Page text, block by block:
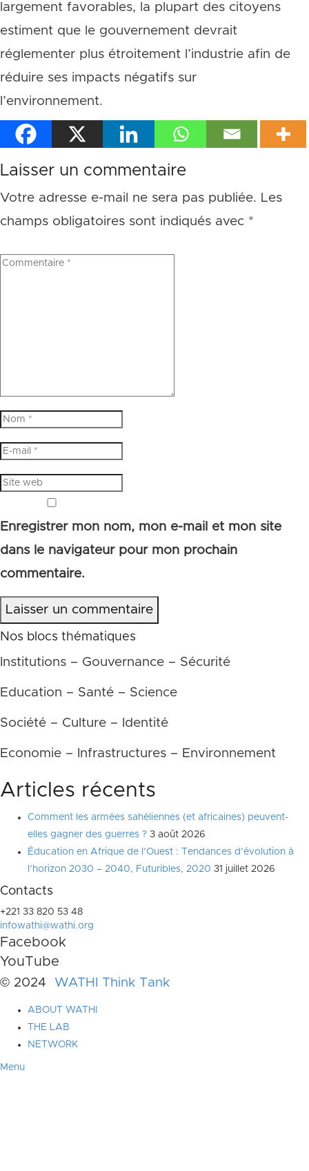
largement favorables, la plupart des citoyens
estiment que le gouvernement devrait
réglementer plus étroitement l’industrie afin de
réduire ses impacts négatifs sur
l’environnement.
Laisser un commentaire
Votre adresse e-mail ne sera pas publiée. Les
champs obligatoires sont indiqués avec *
Enregistrer mon nom, mon e-mail et mon site
dans le navigateur pour mon prochain
commentaire.
Laisser un commentaire
Nos blocs thématiques
Institutions – Gouvernance – Sécurité
Education – Santé – Science
Société – Culture – Identité
Economie – Infrastructures – Environnement
Articles récents
Comment les armées sahéliennes (et africaines) peuvent-
elles gagner des guerres ? 3 août 2026
Éducation en Afrique de l’Ouest : Tendances d’évolution à
l’horizon 2030 – 2040, Futuribles, 2020 31 juillet 2026
Contacts
+221 33 820 53 48
infowathi@wathi.org
Facebook
YouTube
© 2024 WATHI Think Tank
ABOUT WATHI
THE LAB
NETWORK
Menu